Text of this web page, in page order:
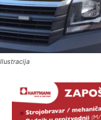
Ilustracija